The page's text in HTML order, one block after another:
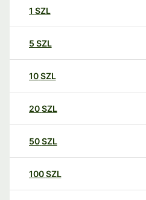
1 SZL
5 SZL
10SZL
20SZL
50SZL
100SZL